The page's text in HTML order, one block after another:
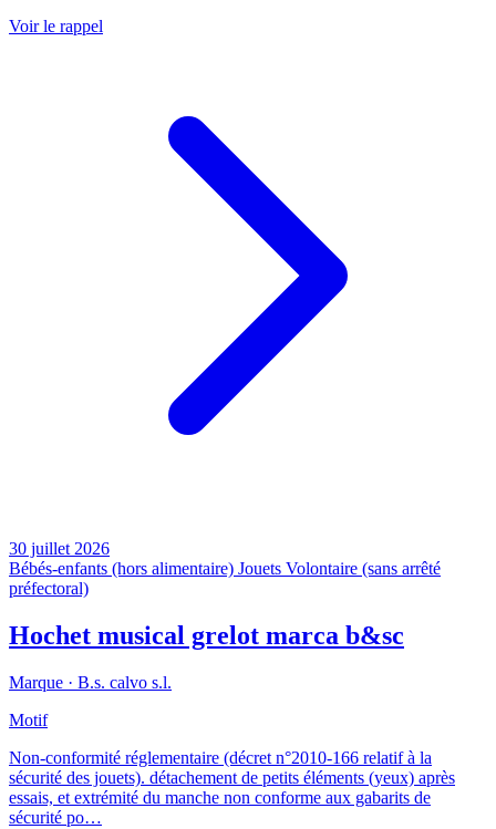
Voir le rappel
30 juillet 2026
Bébés-enfants (hors alimentaire) Jouets Volontaire (sans arrêté
préfectoral)
Hochet musical grelot marca b&sc
Marque · B.s. calvo s.l.
Motif
Non-conformité réglementaire (décret n°2010-166 relatif à la
sécurité des jouets). détachement de petits éléments (yeux) après
essais, et extrémité du manche non conforme aux gabarits de
sécurité po…